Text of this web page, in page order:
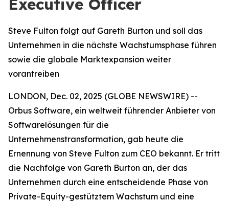
Executive Officer
Steve Fulton folgt auf Gareth Burton und soll das
Unternehmen in die nächste Wachstumsphase führen
sowie die globale Marktexpansion weiter
vorantreiben
LONDON, Dec. 02, 2025 (GLOBE NEWSWIRE) --
Orbus Software, ein weltweit führender Anbieter von
Softwarelösungen für die
Unternehmenstransformation, gab heute die
Ernennung von Steve Fulton zum CEO bekannt. Er tritt
die Nachfolge von Gareth Burton an, der das
Unternehmen durch eine entscheidende Phase von
Private-Equity-gestütztem Wachstum und eine